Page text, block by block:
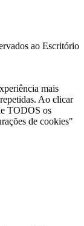
ao Escritório
mais
Ao clicar
TODOS os
de cookies"